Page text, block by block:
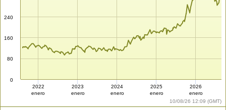
10/08/26 12:09 (GMT)
0
80
160
240
2022
enero
2023
enero
2024
enero
2025
enero
2026
enero